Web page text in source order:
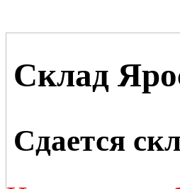
Склад
Сдается